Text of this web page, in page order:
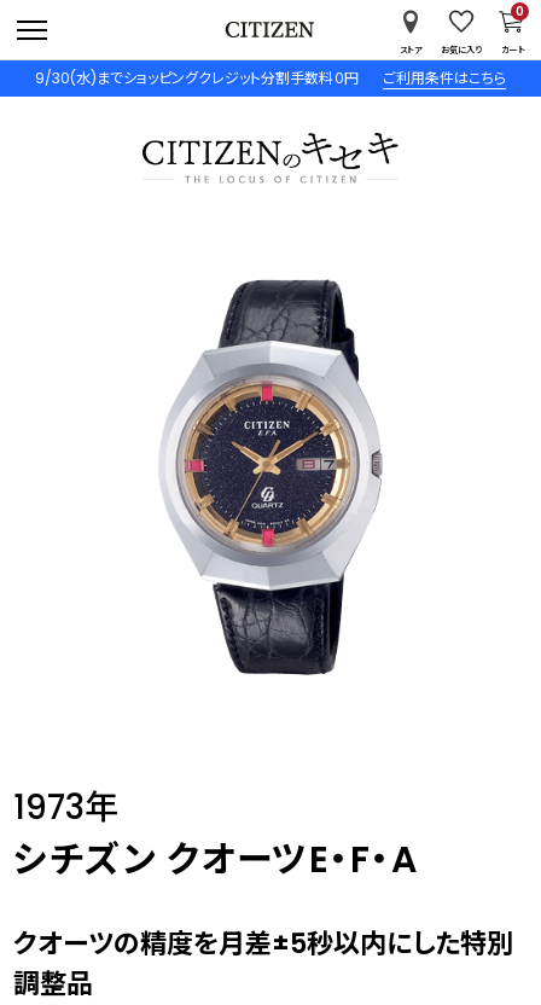
9/30(水)までショッピングクレジット分割手数料０円 ご利用条件はこちら
ストア お気に入り カート
0
1973年
シチズン クオーツE・F・A
クオーツの精度を月差±5秒以内にした特別
調整品